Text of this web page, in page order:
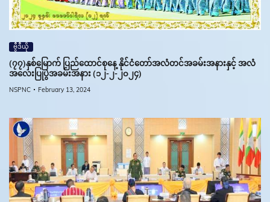
ဗွီဒီယို
(၇၇)နှစ်မြောက် ပြည်ထောင်စုနေ့ နိုင်ငံတော်အလံတင်အခမ်းအနားနှင့် အလံ
အလေးပြုပွဲအခမ်းအနား (၁၂-၂-၂၀၂၄)
NSPNC February 13, 2024